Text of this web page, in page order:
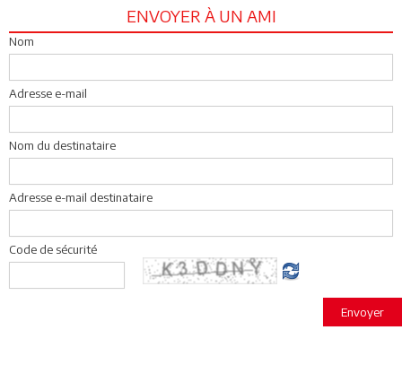
ENVOYER À UN AMI
Nom
Adresse e-mail
Nom du destinataire
Adresse e-mail destinataire
Code de sécurité
Envoyer